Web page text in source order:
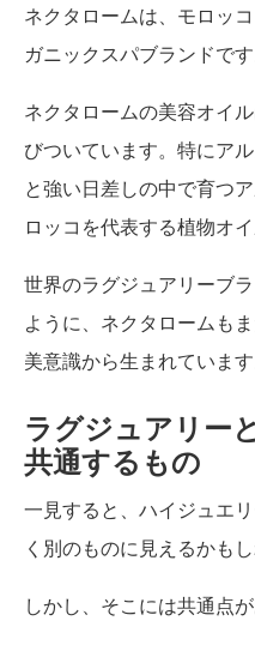
ネクタロームは、モロッ
ガニックスパブランドです
ネクタロームの美容オイ
びついています。特にア
と強い日差しの中で育つ
ロッコを代表する植物オイ
世界のラグジュアリーブ
ように、ネクタロームも
美意識から生まれています
ラグジュアリー
共通するもの
一見すると、ハイジュエ
く別のものに見えるかもし
しかし、そこには共通点が